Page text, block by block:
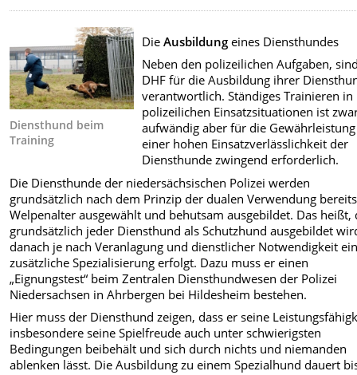
Diensthund beim
Training
DieAusbildung eines Diensthundes
Neben den polizeilichen Aufgaben,
DHF für die Ausbildung ihrer
verantwortlich. Ständiges Trainieren in
polizeilichen Einsatzsituationen ist
aufwändig aber für die Gewährleistung
einer hohen Einsatzverlässlichkeit der
Diensthunde zwingend erforderlich.
Die Diensthunde der niedersächsischen Polizei werden
grundsätzlich nach dem Prinzip der dualen Verwendung
Welpenalter ausgewählt und behutsam ausgebildet. Das heißt,
grundsätzlich jeder Diensthund als Schutzhund ausgebildet
danach je nach Veranlagung und dienstlicher Notwendigkeit
zusätzliche Spezialisierung erfolgt. Dazu muss er einen
„Eignungstest“ beim Zentralen Diensthundwesen der Polizei
Niedersachsen in Ahrbergen bei Hildesheim bestehen.
Hier muss der Diensthund zeigen, dass er seine
insbesondere seine Spielfreude auch unter schwierigsten
Bedingungen beibehält und sich durch nichts und niemanden
ablenken lässt. Die Ausbildung zu einem Spezialhund dauert